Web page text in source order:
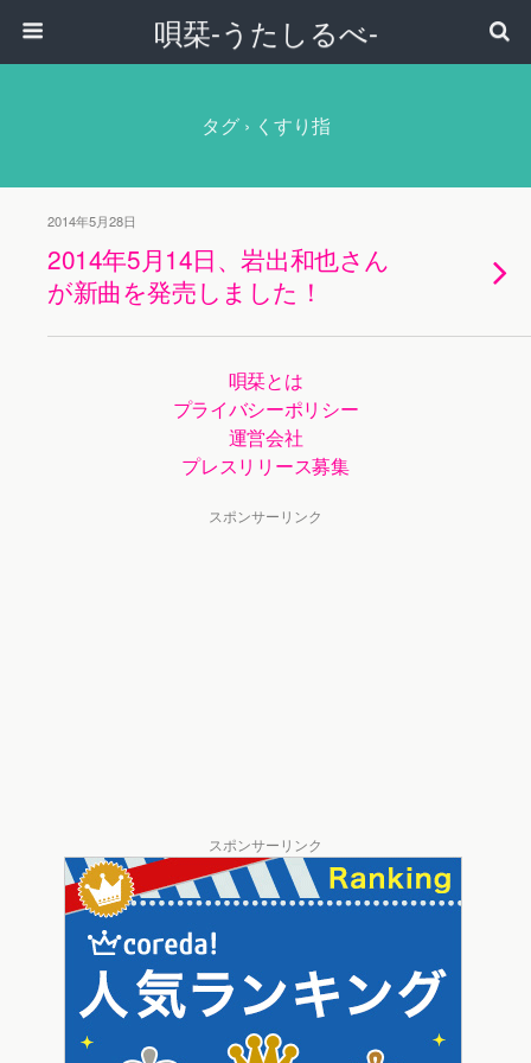
唄栞-うたしるべ-
タグ › くすり指
2014年5月28日
2014年5月14日、岩出和也さん
が新曲を発売しました！
唄栞とは
プライバシーポリシー
運営会社
プレスリリース募集
スポンサーリンク
スポンサーリンク